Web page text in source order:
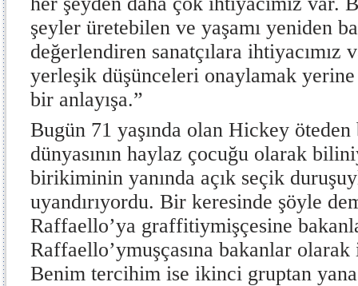
şeyler üretebilen ve yaşamı yeniden
değerlendiren sanatçılara
yerleşik düşünceleri onaylamak
bir anlayışa.”
Bugün 71 yaşında olan Hickey
dünyasının haylaz çocuğu olarak
birikiminin yanında açık seçik
uyandırıyordu. Bir keresinde şöyle
Raffaello’ya graffitiymişçesine
Raffaello’ymuşçasına bakanlar
Benim tercihim ise ikinci gruptan